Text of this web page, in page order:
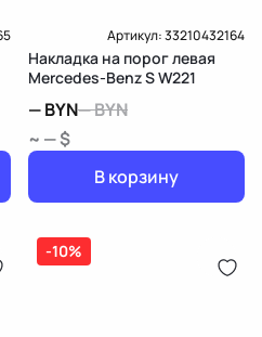
Артикул:33210432164
Накладка на порог левая
Mercedes-Benz S W221
—BYN—BYN
~ — $
В корзину
-10%